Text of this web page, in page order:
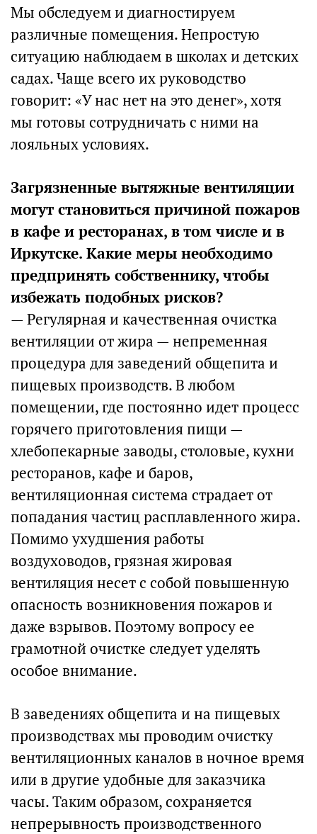
Мы обследуем и диагностируем
различные помещения. Непростую
ситуацию наблюдаем в школах и детских
садах. Чаще всего их руководство
говорит: «У нас нет на это денег», хотя
мы готовы сотрудничать с ними на
лояльных условиях.
Загрязненные вытяжные вентиляции
могут становиться причиной пожаров
в кафе и ресторанах, в том числе и в
Иркутске. Какие меры необходимо
предпринять собственнику, чтобы
избежать подобных рисков?
— Регулярная и качественная очистка
вентиляции от жира — непременная
процедура для заведений общепита и
пищевых производств. В любом
помещении, где постоянно идет процесс
горячего приготовления пищи —
хлебопекарные заводы, столовые, кухни
ресторанов, кафе и баров,
вентиляционная система страдает от
попадания частиц расплавленного жира.
Помимо ухудшения работы
воздуховодов, грязная жировая
вентиляция несет с собой повышенную
опасность возникновения пожаров и
даже взрывов. Поэтому вопросу ее
грамотной очистке следует уделять
особое внимание.
В заведениях общепита и на пищевых
производствах мы проводим очистку
вентиляционных каналов в ночное время
или в другие удобные для заказчика
часы. Таким образом, сохраняется
непрерывность производственного